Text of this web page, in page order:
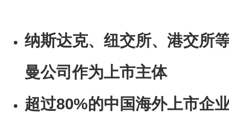
纳斯达克、纽交所、港交所
曼公司作为上市主体
超过80%的中国海外上市企